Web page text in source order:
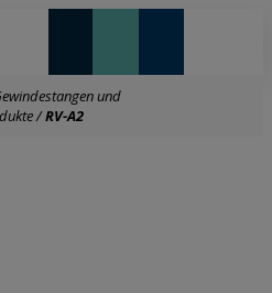
und
/RV-A2